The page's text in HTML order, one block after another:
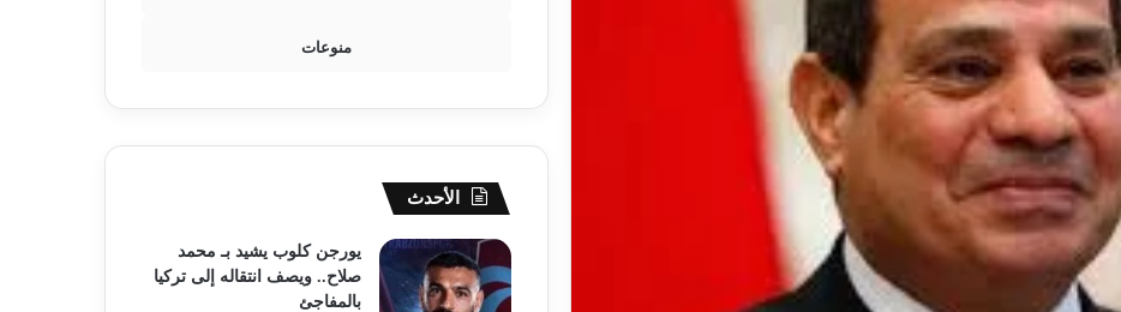
منوعات
الأحدث
يورجن كلوب يشيد بـ محمد
صلاح.. ويصف انتقاله إلى تركيا
بالمفاجئ